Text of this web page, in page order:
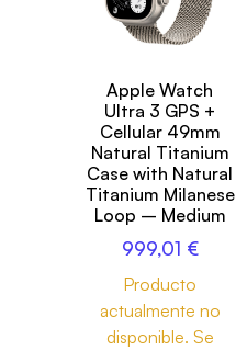
Apple Watch
Ultra 3 GPS +
Cellular 49mm
Natural Titanium
Case with Natural
Titanium Milanese
Loop – Medium
999,01 €
Producto
actualmente no
disponible. Se